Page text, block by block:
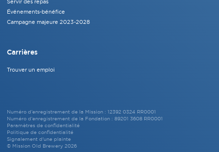
Servir des repas
Événements-bénéfice
Campagne majeure 2023-2028
Carrières
Trouver un emploi
Numéro d’enregistrement de la Mission : 12392 0324 RR0001
Numéro d’enregistrement de la Fondation : 89201 3608 RR0001
Paramètres de confidentialité
Politique de confidentialité
Signalement d'une plainte
© Mission Old Brewery 2026